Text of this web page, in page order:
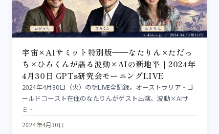
宇宙×AIサミット特別版——なたりん×ただっ
ち×ひろくんが語る波動×AIの新地平｜2024年
4月30日 GPTs研究会モーニングLIVE
2024年4月30日（火）の朝LIVE全記録。オーストラリア・ゴ
ールドコースト在住のなたりんがゲスト出演。波動×AIサ
ミ…
2024年4月30日